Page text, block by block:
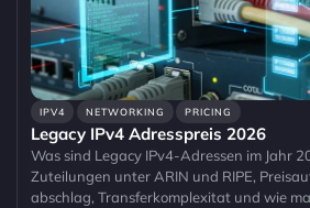
IPV4 NETWORKING PRICING
Legacy IPv4 Adresspreis 2026
Was sind Legacy IPv4-Adressen im Jahr
Zuteilungen unter ARIN und RIPE,
abschlag, Transferkomplexitat und wie